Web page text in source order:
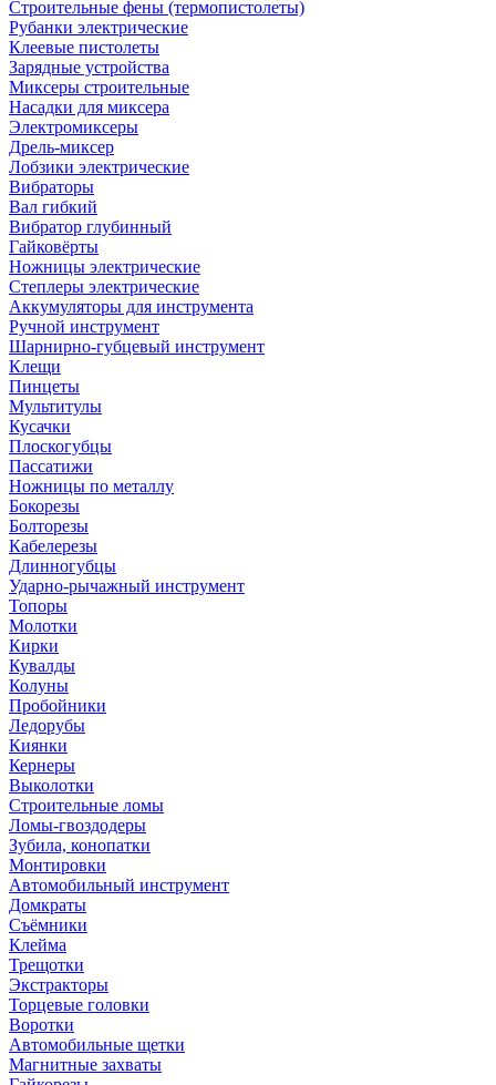
Строительные фены (термопистолеты)
Рубанки электрические
Клеевые пистолеты
Зарядные устройства
Миксеры строительные
Насадки для миксера
Электромиксеры
Дрель-миксер
Лобзики электрические
Вибраторы
Вал гибкий
Вибратор глубинный
Гайковёрты
Ножницы электрические
Степлеры электрические
Аккумуляторы для инструмента
Ручной инструмент
Шарнирно-губцевый инструмент
Клещи
Пинцеты
Мультитулы
Кусачки
Плоскогубцы
Пассатижи
Ножницы по металлу
Бокорезы
Болторезы
Кабелерезы
Длинногубцы
Ударно-рычажный инструмент
Топоры
Молотки
Кирки
Кувалды
Колуны
Пробойники
Ледорубы
Киянки
Кернеры
Выколотки
Строительные ломы
Ломы-гвоздодеры
Зубила, конопатки
Монтировки
Автомобильный инструмент
Домкраты
Съёмники
Клейма
Трещотки
Экстракторы
Торцевые головки
Воротки
Автомобильные щетки
Магнитные захваты